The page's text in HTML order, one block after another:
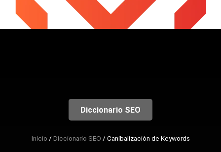
Diccionario SEO
Inicio / Diccionario SEO / Canibalización de Keywords